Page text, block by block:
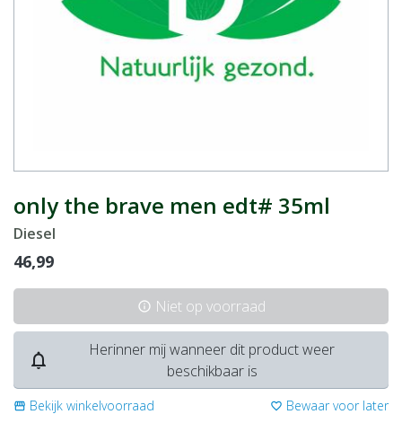
only the brave men edt# 35ml
Diesel
46,99
info Niet op voorraad
notifications_none
Herinner mij wanneer dit product weer
beschikbaar is
storefront Bekijk winkelvoorraad favorite_border Bewaar voor later